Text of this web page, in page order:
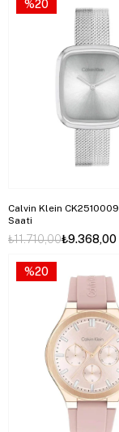
Calvin Klein
Saati
₺9.368,00
₺11.710,00
%20
%20